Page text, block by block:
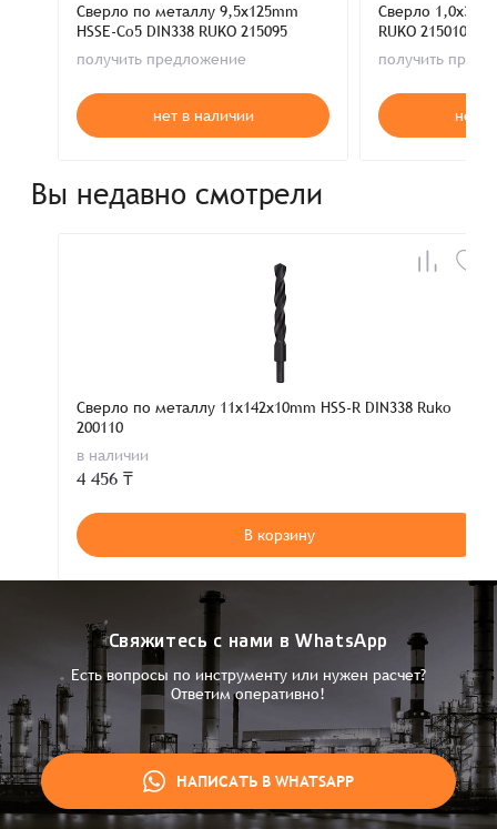
Сверло по металлу 9,5x125mm
HSSE-Co5 DIN338 RUKO 215095
получить предложение
нет в наличии
Сверло
RUKO 215010
получить
нет в
Вы недавно смотрели
Сверло по металлу 11x142x10mm HSS-R DIN338 Ruko
200110
в наличии
4 456 ₸
В корзину
Свяжитесь с нами в WhatsApp
Есть вопросы по инструменту или нужен расчет?
Ответим оперативно!
НАПИСАТЬ В WHATSAPP